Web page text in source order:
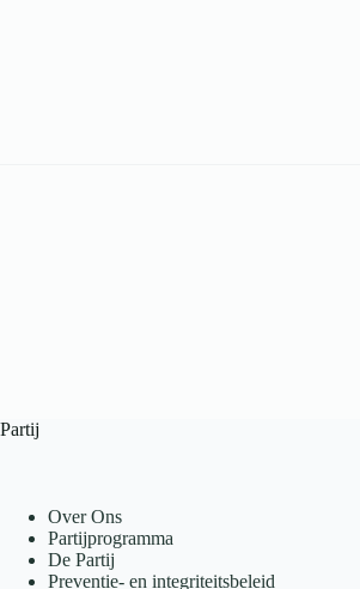
Partij
Over Ons
Partijprogramma
De Partij
Preventie- en integriteitsbeleid